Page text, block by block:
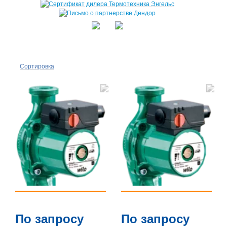
Сортировка
популярности
По цене ↑
По цене ↓
По названию
↑
По запросу По запросу